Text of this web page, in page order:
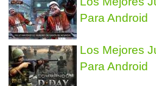
Para Android
Los Mejores
Para Android